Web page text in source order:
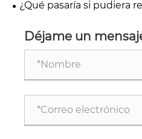
completamente
¿Qué pasaría si pudiera
Déjame un